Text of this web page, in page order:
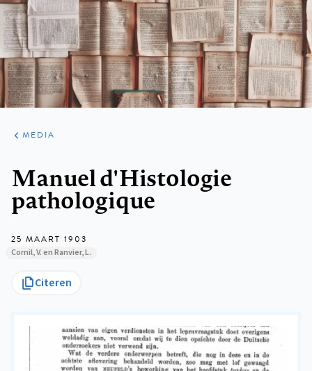
ARTIKELEN
VARIA
MEDIA
Manuel d'Histologie
pathologique
25 MAART 1903
Cornil, V. en Ranvier, L.
Citeren